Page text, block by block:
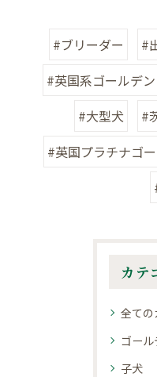
#ブリーダー #
#英国系ゴールデン
#大型犬
#
#英国プラチナゴ
カテ
全ての
ゴー
子犬